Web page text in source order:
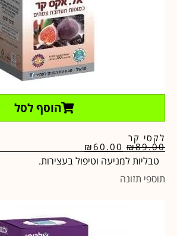
הוסף לסל
לקסי קר
₪89.00
₪60.00
טבליות למניעה וטיפול בעצירות.
תוספי תזונה